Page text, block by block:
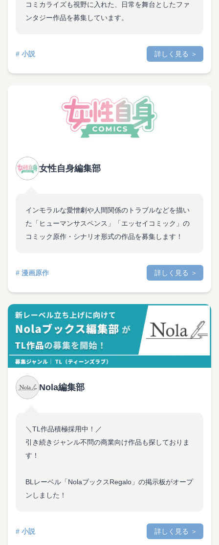
コミカライズも視野に入れた、日常を舞台としたファ
ンタジー作品を募集しています。
# 小説 詳しく見る ＞
女性自身編集部
インモラルな愛憎劇や人間関係のトラブルなどを描い
た「ヒューマンサスペンス」「エッセイコミック」の
コミック原作・シナリオ形式の作品を募集します！
# 漫画原作 詳しく見る ＞
Nola編集部
＼TL作品積極採用中！／
引き続きジャンル不問の商業向け作品も探しておりま
す！
BLレーベル「NolaブックスRegalo」の掲示板がオープ
ンしました！
# 小説 詳しく見る ＞